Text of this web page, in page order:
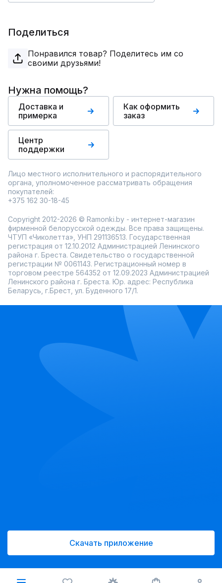
Поделиться
Понравился товар? Поделитесь им со
своими друзьями!
Нужна помощь?
Доставка и
примерка
Как оформить
заказ
Центр
поддержки
Лицо местного исполнительного и распорядительного
органа, уполномоченное рассматривать обращения
покупателей:
+375 162 30-18-45
Copyright 2012-2026 © Ramonki.by - интернет-магазин
фирменной белорусской одежды. Все права защищены.
ЧТУП «Чиколетта», УНП 291136513. Государственная
регистрация от 12.10.2012 Администрацией Ленинского
района г. Бреста. Свидетельство о государственной
регистрации № 0061143. Регистрационный номер в
торговом реестре 564352 от 12.09.2023 Администрацией
Ленинского района г. Бреста. Юр. адрес: Республика
Беларусь, г.Брест, ул. Буденного 17/1.
Скачать приложение